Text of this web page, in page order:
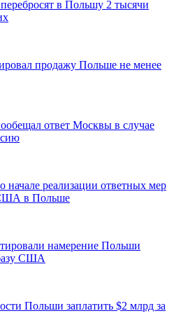
в Польшу 2 тысячи
продажу Польше не менее
ответ Москвы в случае
реализации ответных мер
в Польше
намерение Польши
США
Польши заплатить $2 млрд за